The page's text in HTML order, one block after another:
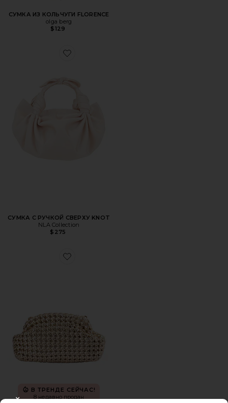
СУМКА ИЗ КОЛЬЧУГИ FLORENCE
olga berg
$129
Favorite СУМКА С РУЧКОЙ СВЕРХУ KNOT
СУМКА С РУЧКОЙ СВЕРХУ KNOT
NLA Collection
$275
Favorite РУЧНОЙ ПЛЕТЁНЫЙ КЛАТЧ EVERLY
В ТРЕНДЕ СЕЙЧАС!
8 недавно продан